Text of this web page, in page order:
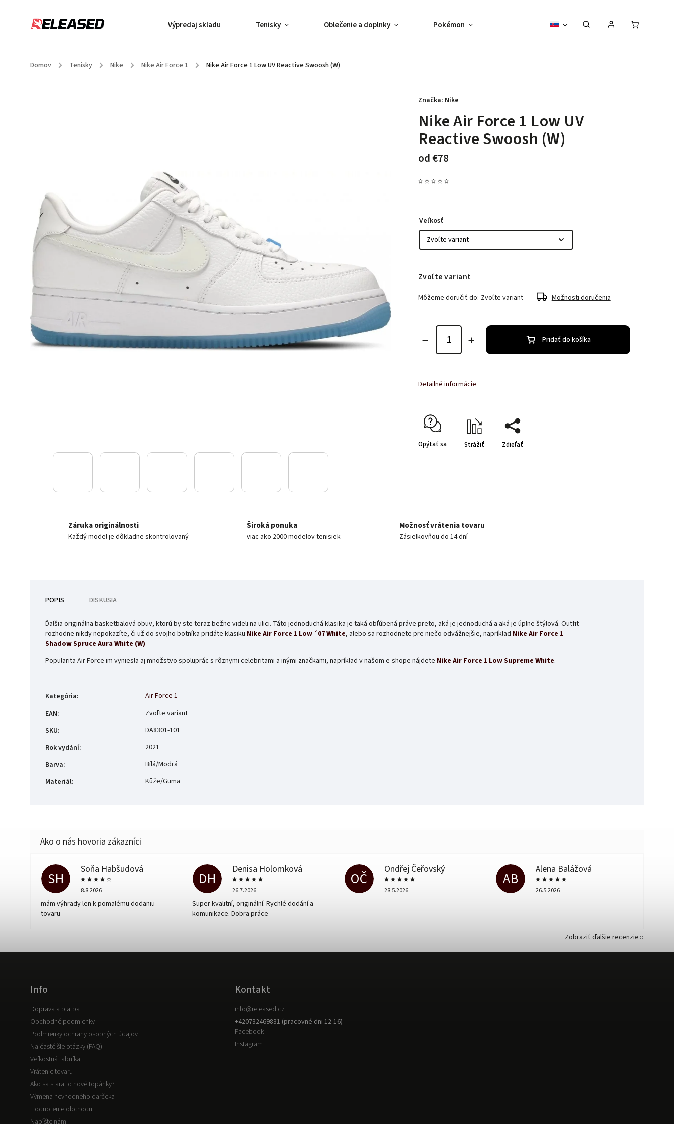
Výpredaj skladu Tenisky Oblečenie a doplnky Pokémon Zberateľské predmety Vouchery
Domov / Tenisky / Nike / Nike Air Force 1 / Nike Air Force 1 Low UV Reactive Swoosh (W)
Nike Air Force 1 Low UV
Reactive Swoosh (W)
od€78
Značka: Nike
Veľkosť
Zvoľte variant
Môžeme doručiť do: Zvoľte variant Možnosti doručenia
Pridať do košíka
Detailné informácie
Opýtať sa Strážiť Zdieľať
Záruka originálnosti
Každý model je dôkladne skontrolovaný
Široká ponuka
viac ako 2000 modelov tenisiek
Možnosť vrátenia tovaru
Zásielkovňou do 14 dní
POPIS DISKUSIA
Ďalšia originálna basketbalová obuv, ktorú by ste teraz bežne videli na ulici. Táto jednoduchá klasika je taká obľúbená práve preto, aká je jednoduchá a aká je úplne štýlová. Outfit
rozhodne nikdy nepokazíte, či už do svojho botníka pridáte klasiku Nike Air Force 1 Low ´07 White, alebo sa rozhodnete pre niečo odvážnejšie, napríklad Nike Air Force 1
Shadow Spruce Aura White (W)
Popularita Air Force im vyniesla aj množstvo spoluprác s rôznymi celebritami a inými značkami, napríklad v našom e-shope nájdete Nike Air Force 1 Low Supreme White.
Kategória:
Air Force 1
EAN:
Zvoľte variant
SKU:
DA8301-101
Rok vydání:
2021
Barva:
Bílá/Modrá
Materiál: Kůže/Guma
SH
Soňa Habšudová
8.8.2026
mám výhrady len k pomalému dodaniu
tovaru
DH
Denisa Holomková
26.7.2026
Super kvalitní, originální. Rychlé dodání a
komunikace. Dobra práce
OČ
Ondřej Čeřovský
28.5.2026
AB
Alena Balážová
26.5.2026
Zobraziť ďalšie recenzie
Info
Doprava a platba
Obchodné podmienky
Podmienky ochrany osobných údajov
Najčastějšie otázky (FAQ)
Veľkostná tabuľka
Vrátenie tovaru
Ako sa starať o nové topánky?
Výmena nevhodného darčeka
Hodnotenie obchodu
Napíšte nám
Kontakt
info@released.cz
+420732469831 (pracovné dni 12-16)
Facebook
Instagram